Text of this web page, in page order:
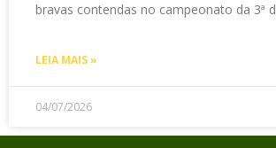
bravas contendas no campeonato da 3ª
LEIA MAIS »
04/07/2026